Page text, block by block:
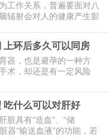
工作关系，普遍要面对八
辐射会对人的健康产生影
上环后多久可以同房
器，也是避孕的一种方
术，却还是有一定风险
上环的最佳时间。
吃什么可以对肝好
脏具有“造血”、“储
器“输送血液”的功能，若